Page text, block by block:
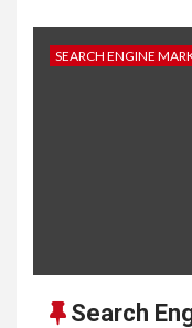
SEARCH ENGINE
Search